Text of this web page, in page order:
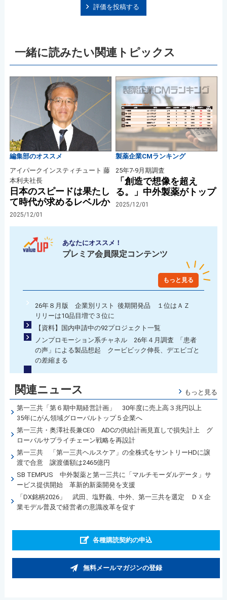
評価を投稿する
一緒に読みたい関連トピックス
編集部のオススメ
アイパークインスティチュート 藤
本利夫社長
日本のスピードは果たし
て時代が求めるレベルか
2025/12/01
製薬企業CMランキング
25年7-9月期調査
「創造で想像を超え
る。」中外製薬がトップ
2025/12/01
あなたにオススメ！
プレミア会員限定コンテンツ
もっと見る
26年８月版 企業別リスト 後期開発品 １位はＡＺ
リリーは10品目増で３位に
【資料】国内申請中の92プロジェクト一覧
ノンプロモーション系チャネル 26年４月調査 「患者
の声」による製品想起 クービビック伸長、デエビゴと
の差縮まる
関連ニュース もっと見る
第一三共「第６期中期経営計画」 30年度に売上高３兆円以上
35年にがん領域グローバルトップ５企業へ
第一三共・奥澤社長兼CEO ADCの供給計画見直しで損失計上 グ
ローバルサプライチェーン戦略を再設計
第一三共 「第一三共ヘルスケア」の全株式をサントリーHDに譲
渡で合意 譲渡価額は2465億円
SB TEMPUS 中外製薬と第一三共に「マルチモーダルデータ」サ
ービス提供開始 革新的新薬開発を支援
「DX銘柄2026」 武田、塩野義、中外、第一三共を選定 ＤＸ企
業モデル普及で経営者の意識改革を促す
各種購読契約の申込
無料メールマガジンの登録